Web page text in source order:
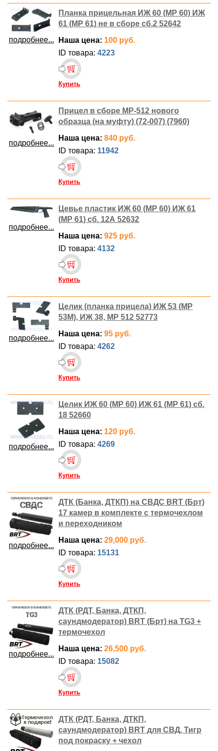
подробнее...
Планка прицельная ИЖ 60 (MP 60) ИЖ
61 (MP 61) не в сборе сб.2 52642
Наша цена: 100 руб.
ID товара: 4223
Купить
подробнее...
Прицел в сборе МР-512 нового
образца (на муфту) (72-007) (7960)
Наша цена: 840 руб.
ID товара: 11942
Купить
подробнее...
Цевье пластик ИЖ 60 (MP 60) ИЖ 61
(MP 61) сб. 12А 52632
Наша цена: 925 руб.
ID товара: 4132
Купить
подробнее...
Целик (планка прицела) ИЖ 53 (MP
53M), ИЖ 38, МР 512 52773
Наша цена: 95 руб.
ID товара: 4262
Купить
подробнее...
Целик ИЖ 60 (MP 60) ИЖ 61 (MP 61) сб.
18 52660
Наша цена: 120 руб.
ID товара: 4269
Купить
подробнее...
ДТК (Банка, ДТКП) на СВДС BRT (Брт)
17 камер в комплекте с термочехлом
и переходником
Наша цена: 29,000 руб.
ID товара: 15131
Купить
подробнее...
ДТК (РДТ, Банка, ДТКП,
саундмодератор) BRT (Брт) на TG3 +
термочехол
Наша цена: 26,500 руб.
ID товара: 15082
Купить
ДТК (РДТ, Банка, ДТКП,
саундмодератор) BRT для СВД, Тигр
под покраску + чехол